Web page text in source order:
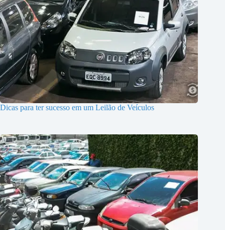
Dicas para ter sucesso em um Leilão de Veículos